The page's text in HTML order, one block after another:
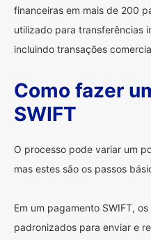
financeiras em mais de 200
utilizado para transferências
incluindo transações
Como fazer
SWIFT
O processo pode variar um
mas estes são os passos
Em um pagamento SWIFT,
padronizados para enviar e